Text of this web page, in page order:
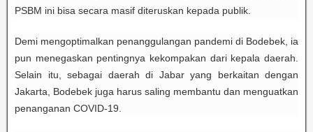
PSBM ini bisa secara masif diteruskan kepada publik.
Demi mengoptimalkan penanggulangan pandemi di Bodebek, ia
pun menegaskan pentingnya kekompakan dari kepala daerah.
Selain itu, sebagai daerah di Jabar yang berkaitan dengan
Jakarta, Bodebek juga harus saling membantu dan menguatkan
penanganan COVID-19.